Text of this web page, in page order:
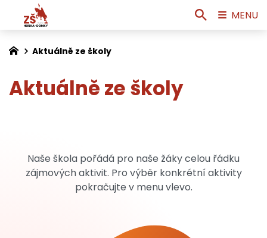
Aktuálně ze školy
Aktuálně ze školy
Naše škola pořádá pro naše žáky celou řádku
zájmových aktivit. Pro výběr konkrétní aktivity
pokračujte v menu vlevo.
MENU